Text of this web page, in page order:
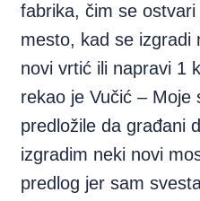
fabrika, čim se
mesto, kad se izgradi
novi vrtić ili napravi 1
rekao je Vučić – Moje
predložile da građani
izgradim neki novi
predlog jer sam